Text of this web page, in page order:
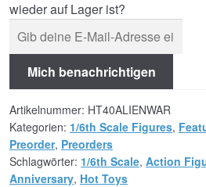
wieder auf Lager ist?
Mich benachrichtigen
Artikelnummer: HT40ALIENWAR
Kategorien: 1/6th Scale Figures,
Preorder, Preorders
Schlagwörter: 1/6th Scale, Action
Anniversary, Hot Toys